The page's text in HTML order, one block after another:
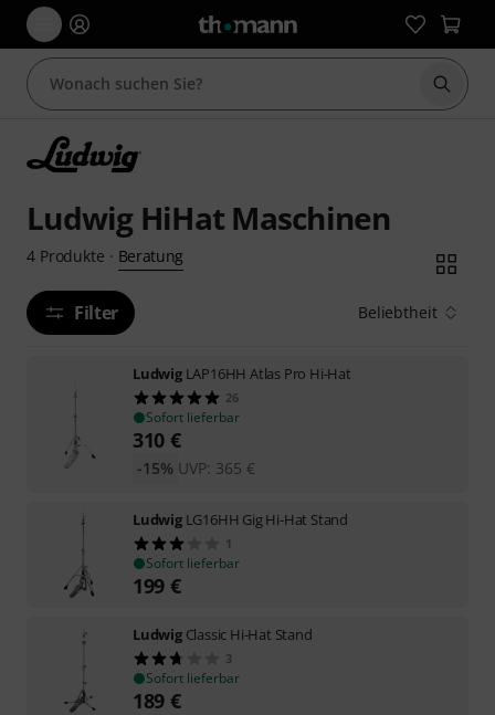
Suche
Ludwig HiHat Maschinen
4 Produkte · Beratung
Filter Beliebtheit
Ludwig LAP16HH Atlas Pro Hi-Hat
26
Sofort lieferbar
310 €
UVP: 365 €
-15%
Ludwig LG16HH Gig Hi-Hat Stand
1
Sofort lieferbar
199 €
Ludwig Classic Hi-Hat Stand
3
Sofort lieferbar
189 €